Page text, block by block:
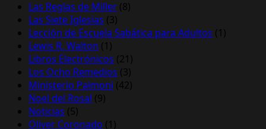
Las Reglas de Miller (8)
Las Siete Iglesias (3)
Lección de Escuela Sabática para Adultos (1)
Lewis R. Walton (1)
Libros Electrónicos (21)
Los Ocho Remedios (3)
Ministerio Palmoni (42)
Noel del Rosal (9)
Noticias (5)
Oliver Coronado (1)